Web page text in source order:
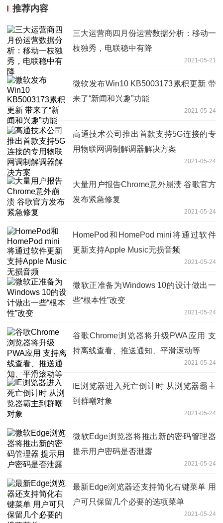
推荐内容
三大运营商四月份运营数据分析：移动一
枝独秀，电联稳中有降
2021-05-21
微软发布Win10 KB5003173累积更新 带
来了“新闻和兴趣”功能
2021-05-24
高通技术公司推出首款支持5G连接的专
用物联网调制解调器解决方案
2021-05-24
大量用户报告Chrome意外崩溃 谷歌官方
发布紧急修复
2021-05-24
HomePod和HomePod mini将通过软件
更新支持Apple Music无损音频
2021-05-24
微软正准备为Windows 10的设计做出一
些“根本性”改变
2021-05-24
谷歌Chrome浏览器将升级PWA应用 支
持离线查看、推送通知、平滑滚动等
2021-05-24
IE浏览器进入死亡倒计时 从浏览器霸主
到群嘲对象
2021-05-24
微软Edge浏览器将推出新的密码管理器
提示用户密码是否泄露
2021-05-24
最新Edge浏览器还支持简化右键菜单 用
户可只保留几个必要的选项菜单
2021-05-24